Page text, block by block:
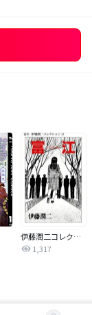
伊藤潤二コレクション
1,317